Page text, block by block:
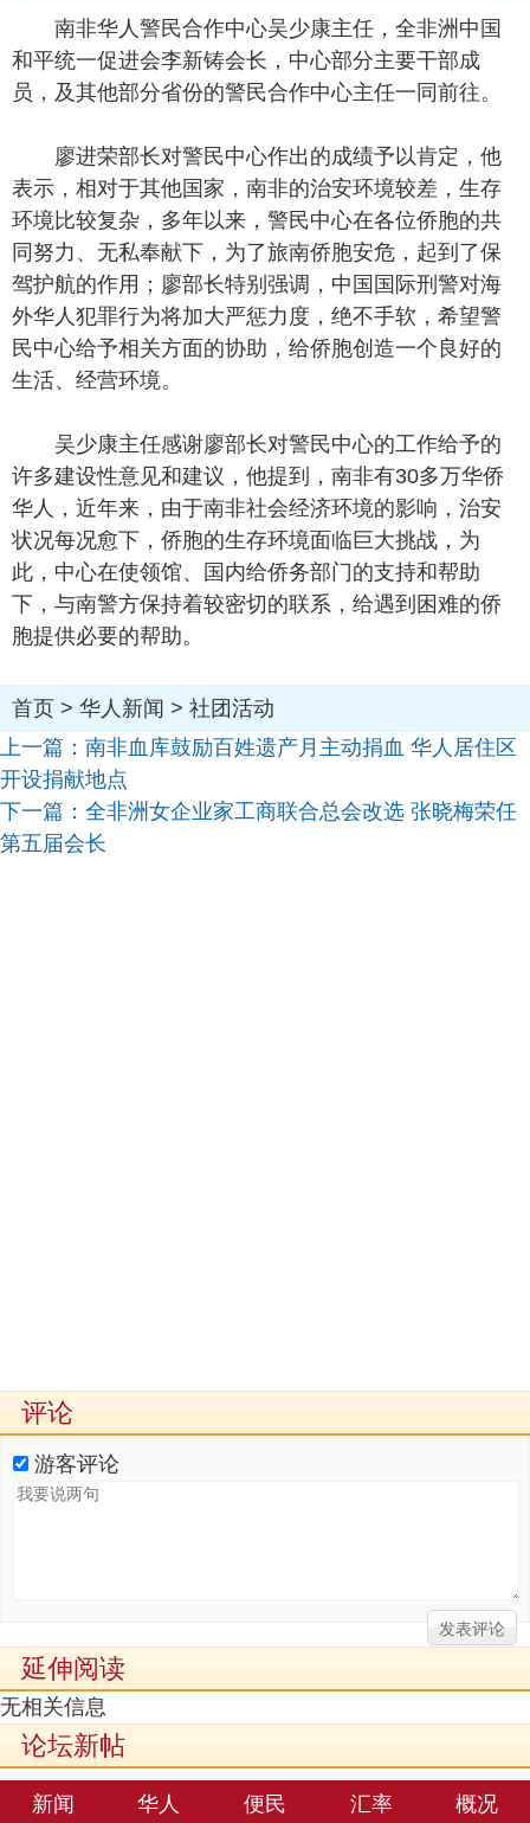
南非华人警民合作中心吴少康主任，全非洲中国
和平统一促进会李新铸会长，中心部分主要干部成
员，及其他部分省份的警民合作中心主任一同前往。
廖进荣部长对警民中心作出的成绩予以肯定，他
表示，相对于其他国家，南非的治安环境较差，生存
环境比较复杂，多年以来，警民中心在各位侨胞的共
同努力、无私奉献下，为了旅南侨胞安危，起到了保
驾护航的作用；廖部长特别强调，中国国际刑警对海
外华人犯罪行为将加大严惩力度，绝不手软，希望警
民中心给予相关方面的协助，给侨胞创造一个良好的
生活、经营环境。
吴少康主任感谢廖部长对警民中心的工作给予的
许多建设性意见和建议，他提到，南非有30多万华侨
华人，近年来，由于南非社会经济环境的影响，治安
状况每况愈下，侨胞的生存环境面临巨大挑战，为
此，中心在使领馆、国内给侨务部门的支持和帮助
下，与南警方保持着较密切的联系，给遇到困难的侨
胞提供必要的帮助。
首页 > 华人新闻 > 社团活动
上一篇： 南非血库鼓励百姓遗产月主动捐血 华人居住区
开设捐献地点
下一篇： 全非洲女企业家工商联合总会改选 张晓梅荣任
第五届会长
评论
游客评论
延伸阅读
无相关信息
论坛新帖
新闻 华人 便民 汇率 概况